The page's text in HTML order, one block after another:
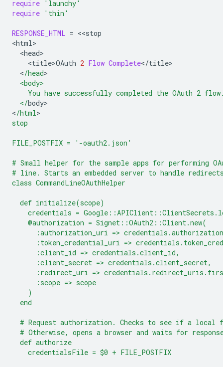
require 'launchy'
require 'thin'
RESPONSE_HTML = <<stop
<html
<head
<title>OAuth 2 Flow Complete</title
</head
  <body>
You have successfully completed the OAuth 2
  </
body>
</html
stop
FILE_POSTFIX = '-oauth2.json'
# Small helper for the sample apps for performing
# line. Starts an embedded server to handle
class CommandLineOAuthHelper
  def initialize(scope)
credentials =
    @authorization = Signet::OAuth2::Client.new(
:authorization_uri =>
:token_credential_uri =>
      :client_id => credentials.client_id,
      :client_secret => credentials.client_secret,
:redirect_uri =>
      :scope => scope
    )
  end
# Request authorization. Checks to see if a local
# Otherwise, opens a browser and waits for
  def authorize
    credentialsFile = $0 + FILE_POSTFIX